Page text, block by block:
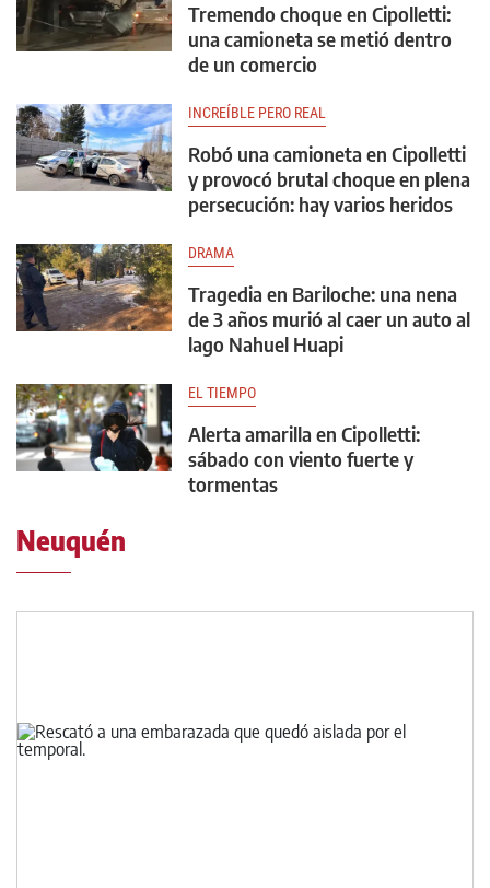
Tremendo choque en Cipolletti:
una camioneta se metió dentro
de un comercio
INCREÍBLE PERO REAL
Robó una camioneta en Cipolletti
y provocó brutal choque en plena
persecución: hay varios heridos
DRAMA
Tragedia en Bariloche: una nena
de 3 años murió al caer un auto al
lago Nahuel Huapi
EL TIEMPO
Alerta amarilla en Cipolletti:
sábado con viento fuerte y
tormentas
Neuquén